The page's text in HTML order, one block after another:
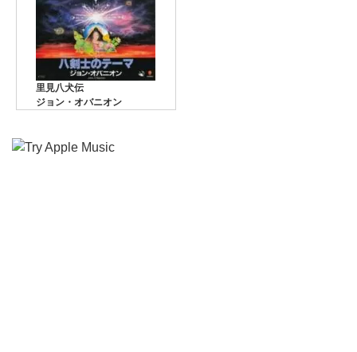
里見八犬伝
ジョン・オバニオン